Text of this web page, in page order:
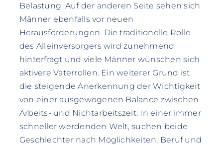
Belastung. Auf der anderen Seite sehen sich
Männer ebenfalls vor neuen
Herausforderungen. Die traditionelle Rolle
des Alleinversorgers wird zunehmend
hinterfragt und viele Männer wünschen sich
aktivere Vaterrollen. Ein weiterer Grund ist
die steigende Anerkennung der Wichtigkeit
von einer ausgewogenen Balance zwischen
Arbeits- und Nichtarbeitszeit. In einer immer
schneller werdenden Welt, suchen beide
Geschlechter nach Möglichkeiten, Beruf und